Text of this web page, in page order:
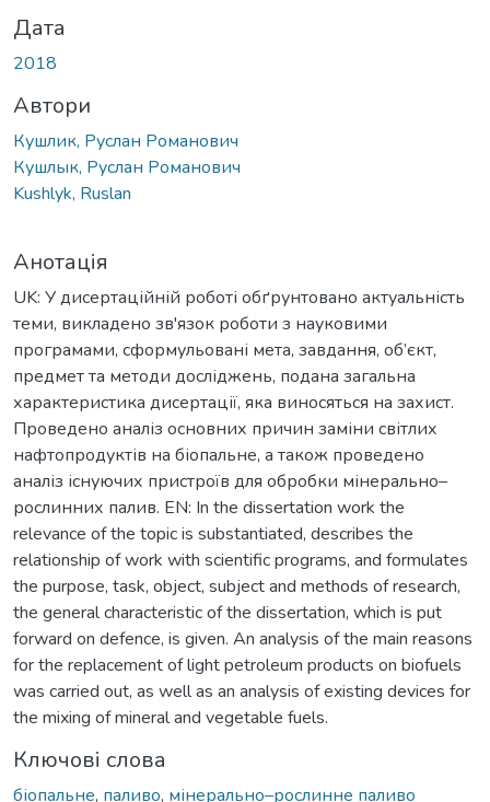
Дата
2018
Автори
Кушлик, Руслан Романович
Кушлык, Руслан Романович
Kushlyk, Ruslan
Анотація
UK: У дисертаційній роботі обґрунтовано актуальність
теми, викладено зв'язок роботи з науковими
програмами, сформульовані мета, завдання, об’єкт,
предмет та методи досліджень, подана загальна
характеристика дисертації, яка виносяться на захист.
Проведено аналіз основних причин заміни світлих
нафтопродуктів на біопальне, а також проведено
аналіз існуючих пристроїв для обробки мінерально–
рослинних палив. EN: In the dissertation work the
relevance of the topic is substantiated, describes the
relationship of work with scientific programs, and formulates
the purpose, task, object, subject and methods of research,
the general characteristic of the dissertation, which is put
forward on defence, is given. Аn analysis of the main reasons
for the replacement of light petroleum products on biofuels
was carried out, as well as an analysis of existing devices for
the mixing of mineral and vegetable fuels.
Ключові слова
біопальне, паливо, мінерально–рослинне паливо